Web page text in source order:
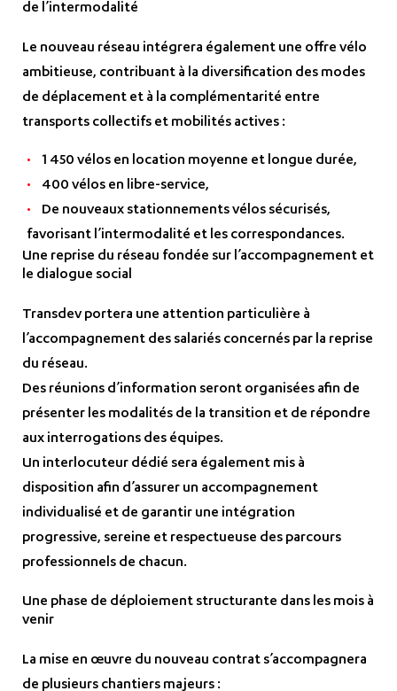
de l’intermodalité
Le nouveau réseau intégrera également une offre vélo
ambitieuse, contribuant à la diversification des modes
de déplacement et à la complémentarité entre
transports collectifs et mobilités actives :
1 450 vélos en location moyenne et longue durée,
400 vélos en libre-service,
De nouveaux stationnements vélos sécurisés,
favorisant l’intermodalité et les correspondances.
Une reprise du réseau fondée sur l’accompagnement et
le dialogue social
Transdev portera une attention particulière à
l’accompagnement des salariés concernés par la reprise
du réseau.
Des réunions d’information seront organisées afin de
présenter les modalités de la transition et de répondre
aux interrogations des équipes.
Un interlocuteur dédié sera également mis à
disposition afin d’assurer un accompagnement
individualisé et de garantir une intégration
progressive, sereine et respectueuse des parcours
professionnels de chacun.
Une phase de déploiement structurante dans les mois à
venir
La mise en œuvre du nouveau contrat s’accompagnera
de plusieurs chantiers majeurs :